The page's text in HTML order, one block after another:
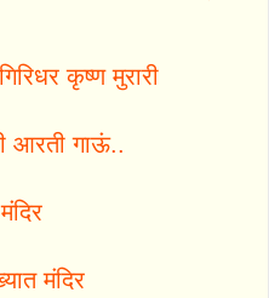
कृष्ण मुरारी
आरती गाऊं..
मंदिर